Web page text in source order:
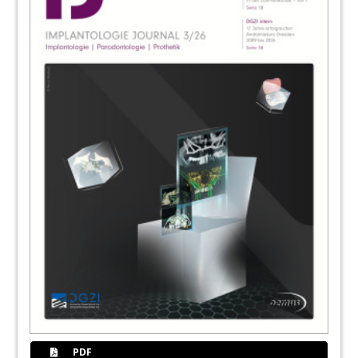
Argon Dental
„Jeder muss individuell entscheiden, was
Redaktion
News
Dentsply Sirona Implants
4. EURO OSSEO: Erste MALO CLINIC in
Norddeutschland eröffnet
PDF